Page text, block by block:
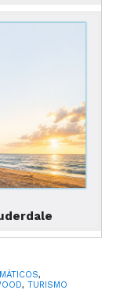
Tour
,
, TURISMO